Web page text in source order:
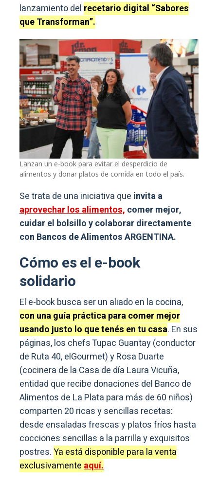
lanzamiento del recetario digital “Sabores
que Transforman”.
Lanzan un e-book para evitar el desperdicio de
alimentos y donar platos de comida en todo el país.
Se trata de una iniciativa que invita a
aprovechar los alimentos, comer mejor,
cuidar el bolsillo y colaborar directamente
con Bancos de Alimentos ARGENTINA.
Cómo es el e-book
solidario
El e-book busca ser un aliado en la cocina,
con una guía práctica para comer mejor
usando justo lo que tenés en tu casa. En sus
páginas, los chefs Tupac Guantay (conductor
de Ruta 40, elGourmet) y Rosa Duarte
(cocinera de la Casa de día Laura Vicuña,
entidad que recibe donaciones del Banco de
Alimentos de La Plata para más de 60 niños)
comparten 20 ricas y sencillas recetas:
desde ensaladas frescas y platos fríos hasta
cocciones sencillas a la parrilla y exquisitos
postres.Ya está disponible para la venta
exclusivamenteaquí.